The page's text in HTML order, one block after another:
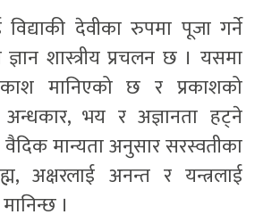
विद्याकी देवीका रुपमा पूजा गर्ने
ज्ञान शास्त्रीय प्रचलन छ । यसमा
मानिएको छ र प्रकाशको
अन्धकार, भय र अज्ञानता हट्ने
मान्यता अनुसार सरस्वतीका
अक्षरलाई अनन्त र यन्त्रलाई
।